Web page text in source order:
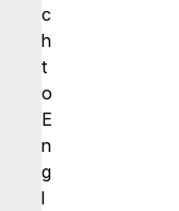
c
h
t
o
E
n
g
l